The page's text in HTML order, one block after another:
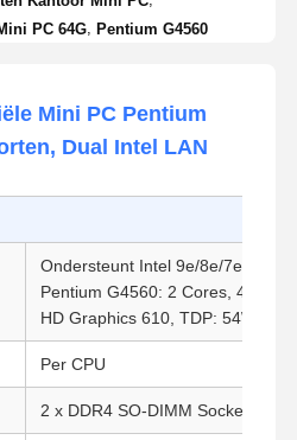
PC 64G ,Pentium G4560
Mini PC Pentium
Dual Intel LAN
Ondersteunt Intel 9e/8e/7e/6e
Pentium G4560: 2 Cores, 4
HD Graphics 610, TDP: 54W.
Per CPU
2 x DDR4 SO-DIMM Socket (Tot